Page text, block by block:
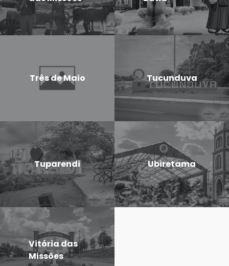
Três de Maio Tucunduva
Tuparendi Ubiretama
Vitória das
Missões